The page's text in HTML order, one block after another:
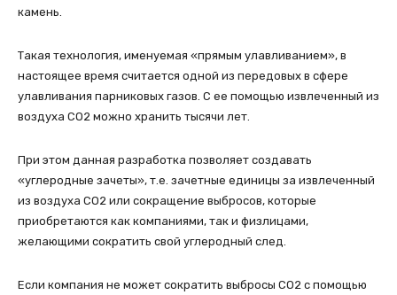
камень.
Такая технология, именуемая «прямым улавливанием», в
настоящее время считается одной из передовых в сфере
улавливания парниковых газов. С ее помощью извлеченный из
воздуха CO2 можно хранить тысячи лет.
При этом данная разработка позволяет создавать
«углеродные зачеты», т.е. зачетные единицы за извлеченный
из воздуха СО2 или сокращение выбросов, которые
приобретаются как компаниями, так и физлицами,
желающими сократить свой углеродный след.
Если компания не может сократить выбросы СО2 с помощью